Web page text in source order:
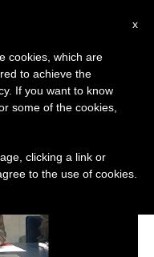
x
cookies, which are
to achieve the
If you want to know
some of the cookies,
clicking a link or
to the use of cookies.